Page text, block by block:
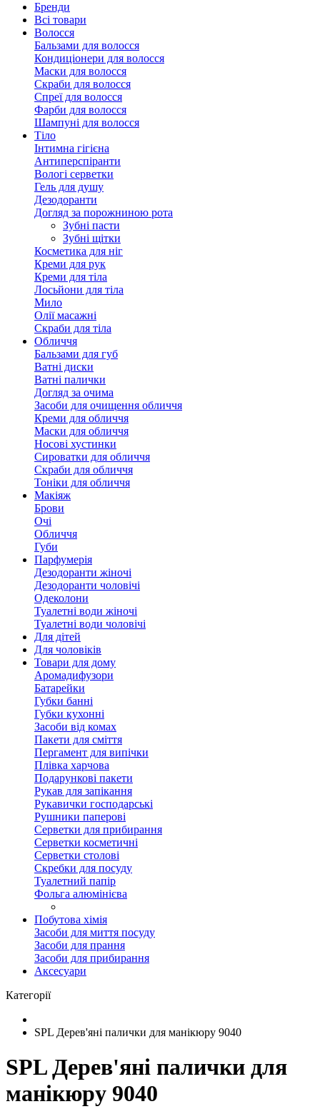
Бренди
Всі товари
Волосся
Бальзами для волосся
Кондиціонери для волосся
Маски для волосся
Скраби для волосся
Спреї для волосся
Фарби для волосся
Шампуні для волосся
Тіло
Інтимна гігієна
Антиперспіранти
Вологі серветки
Гель для душу
Дезодоранти
Догляд за порожниною рота
Зубні пасти
Зубні щітки
Косметика для ніг
Креми для рук
Креми для тіла
Лосьйони для тіла
Мило
Олії масажні
Скраби для тіла
Обличчя
Бальзами для губ
Ватні диски
Ватні палички
Догляд за очима
Засоби для очищення обличчя
Креми для обличчя
Маски для обличчя
Носові хустинки
Сироватки для обличчя
Скраби для обличчя
Тоніки для обличчя
Макіяж
Брови
Очі
Обличчя
Губи
Парфумерія
Дезодоранти жіночі
Дезодоранти чоловічі
Одеколони
Туалетні води жіночі
Туалетні води чоловічі
Для дітей
Для чоловіків
Товари для дому
Аромадифузори
Батарейки
Губки банні
Губки кухонні
Засоби від комах
Пакети для сміття
Пергамент для випічки
Плівка харчова
Подарункові пакети
Рукав для запікання
Рукавички господарські
Рушники паперові
Серветки для прибирання
Серветки косметичні
Серветки столові
Скребки для посуду
Туалетний папір
Фольга алюмінієва
Побутова хімія
Засоби для миття посуду
Засоби для прання
Засоби для прибирання
Аксесуари
Категорії
SPL Дерев'яні палички для манікюру 9040
SPL Дерев'яні палички для
манікюру 9040